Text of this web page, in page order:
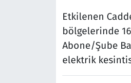
Etkilenen
bölgelerinde
Abone/Şube
elektrik